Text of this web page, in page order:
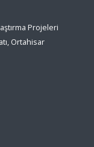
Projeleri
Ortahisar